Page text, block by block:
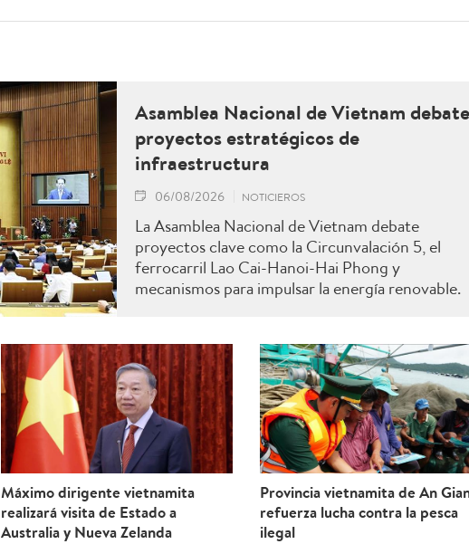
Asamblea Nacional de Vietnam debate
proyectos estratégicos de
infraestructura
06/08/2026 NOTICIEROS
La Asamblea Nacional de Vietnam debate
proyectos clave como la Circunvalación 5, el
ferrocarril Lao Cai-Hanoi-Hai Phong y
mecanismos para impulsar la energía renovable.
Máximo dirigente vietnamita
realizará visita de Estado a
Australia y Nueva Zelanda
Provincia vietnamita de An
refuerza lucha contra la pesca
ilegal